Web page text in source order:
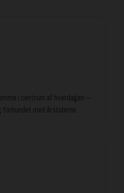
i centrum af hverdagen —
forbundet med årstiderne.